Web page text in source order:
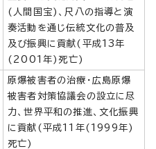
(人間国宝)、尺八の指導と演
奏活動を通じ伝統文化の普及
及び振興に貢献(平成13年
(2001年)死亡)
原爆被害者の治療・広島原爆
被害者対策協議会の設立に尽
力、世界平和の推進、文化振興
に貢献(平成11年(1999年)
死亡)